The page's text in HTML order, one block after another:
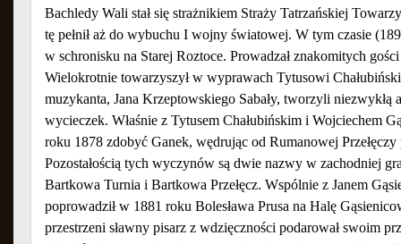
Bachledy Wali stał się strażnikiem Straży Tatrzańskiej
tę pełnił aż do wybuchu I wojny światowej. W tym czasie
w schronisku na Starej Roztoce. Prowadzał znakomitych
Wielokrotnie towarzyszył w wyprawach Tytusowi
muzykanta, Jana Krzeptowskiego Sabały, tworzyli niezwykłą
wycieczek. Właśnie z Tytusem Chałubińskim i Wojciechem
roku 1878 zdobyć Ganek, wędrując od Rumanowej
Pozostałością tych wyczynów są dwie nazwy w zachodniej
Bartkowa Turnia i Bartkowa Przełęcz. Wspólnie z Janem
poprowadził w 1881 roku Bolesława Prusa na Halę
przestrzeni sławny pisarz z wdzięczności podarował swoim